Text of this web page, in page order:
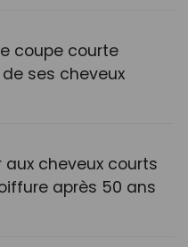
coupe courte
ses cheveux
cheveux courts
après 50 ans